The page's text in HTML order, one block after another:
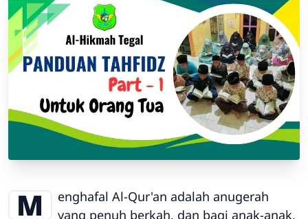
M
enghafal Al-Qur'an adalah anugerah
yang penuh berkah, dan bagi anak-anak,